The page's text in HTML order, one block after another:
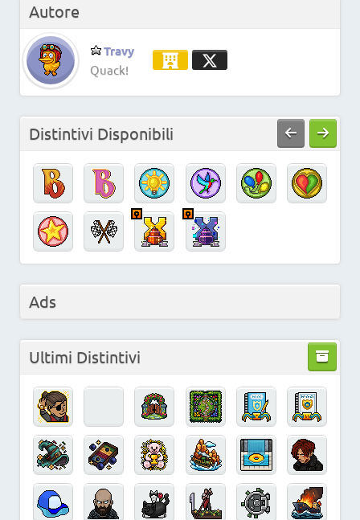
Autore
Travy
Quack!
Distintivi Disponibili
Ads
Ultimi Distintivi